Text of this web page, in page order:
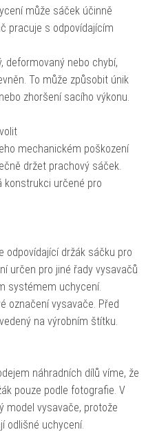
může sáček účinně
pracuje s odpovídajícím
deformovaný nebo chybí,
To může způsobit únik
zhoršení sacího výkonu.
mechanickém poškození
držet prachový sáček.
konstrukci určené pro
odpovídající držák sáčku pro
určen pro jiné řady vysavačů
systémem uchycení.
označení vysavače. Před
na výrobním štítku.
náhradních dílů víme, že
pouze podle fotografie. V
model vysavače, protože
odlišné uchycení.